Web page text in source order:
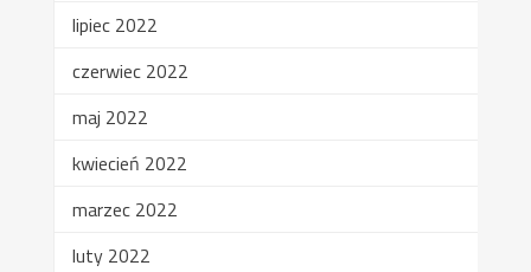
lipiec 2022
czerwiec 2022
maj 2022
kwiecień 2022
marzec 2022
luty 2022